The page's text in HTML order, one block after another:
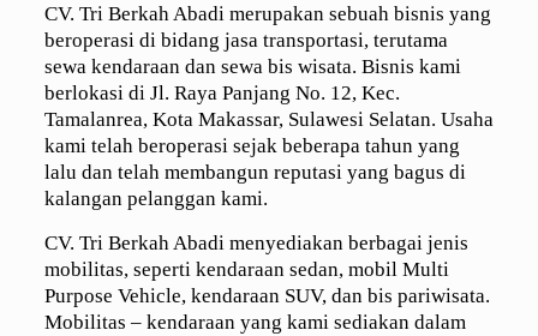
CV. Tri Berkah Abadi merupakan sebuah bisnis yang
beroperasi di bidang jasa transportasi, terutama
sewa kendaraan dan sewa bis wisata. Bisnis kami
berlokasi di Jl. Raya Panjang No. 12, Kec.
Tamalanrea, Kota Makassar, Sulawesi Selatan. Usaha
kami telah beroperasi sejak beberapa tahun yang
lalu dan telah membangun reputasi yang bagus di
kalangan pelanggan kami.
CV. Tri Berkah Abadi menyediakan berbagai jenis
mobilitas, seperti kendaraan sedan, mobil Multi
Purpose Vehicle, kendaraan SUV, dan bis pariwisata.
Mobilitas – kendaraan yang kami sediakan dalam